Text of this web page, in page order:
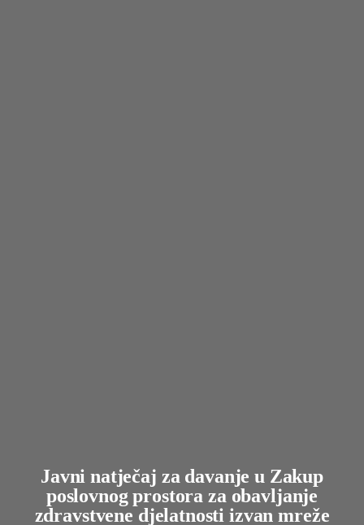
Javni natječaj za davanje u Zakup
poslovnog prostora za obavljanje
zdravstvene djelatnosti izvan mreže